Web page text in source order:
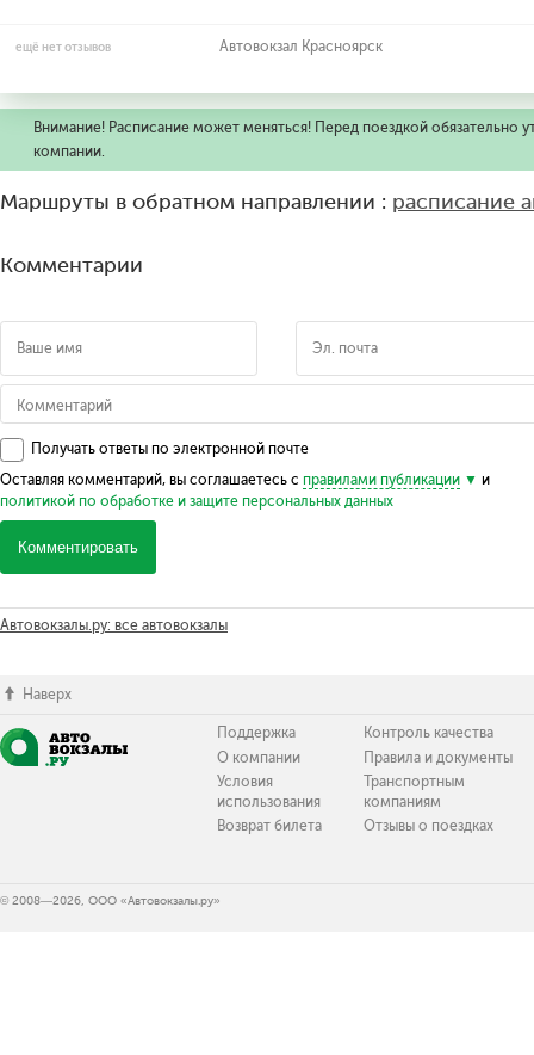
ещё нет отзывов Автовокзал Красноярск
Внимание! Расписание может меняться! Перед поездкой обязательно
компании.
Маршруты в обратном направлении : расписание
Комментарии
Получать ответы по электронной почте
Оставляя комментарий, вы соглашаетесь с правилами публикации
и
политикой по обработке и защите персональных данных
Комментировать
Автовокзалы.ру: все автовокзалы
Наверх
Поддержка
О компании
Условия
использования
Возврат билета
Контроль качества
Правила и документы
Транспортным
компаниям
Отзывы о поездках
© 2008—2026, ООО «Автовокзалы.ру»